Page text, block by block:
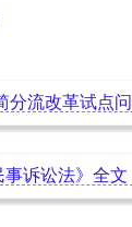
分流改革试点问
事诉讼法》全文